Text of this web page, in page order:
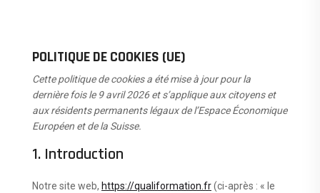
POLITIQUE DE COOKIES (UE)
Cette politique de cookies a été mise à jour pour la
dernière fois le 9 avril 2026 et s’applique aux citoyens et
aux résidents permanents légaux de l’Espace Économique
Européen et de la Suisse.
1. Introduction
Notre site web, https://qualiformation.fr(ci-après : « le